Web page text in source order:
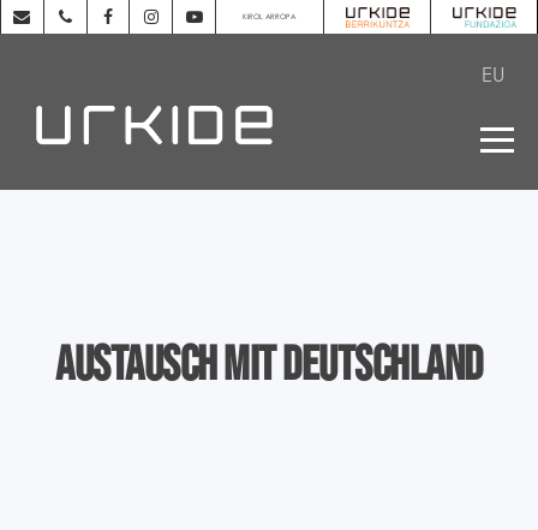
KIROL ARROPA
EU
Austausch mit Deutschland